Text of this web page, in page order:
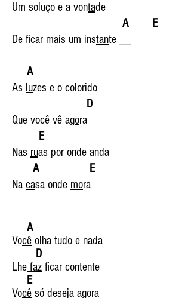
Um soluço e a vontade
A E
De ficar mais um instante __
A
As luzes e o colorido
D
Que você vê agora
E
Nas ruas por onde anda
A E
Na casa onde mora
A
Você olha tudo e nada
D
Lhe faz ficar contente
E
Você só deseja agora